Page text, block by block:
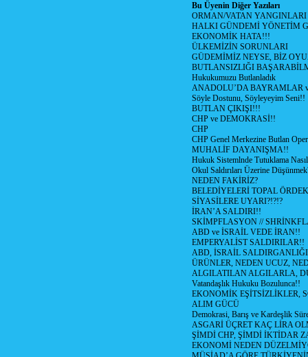
Bu Üyenin Diğer Yazıları
ORMAN/VATAN
HALKI GÜNDEMİ YÖNETİM
EKONOMİK HATA!!!
ÜLKEMİZİN SORUNLARI
GÜDEMİMİZ NEYSE, BİZ
BUTLANSIZLIĞI
Hukukumuzu Butlanladık
ANADOLU’DA BAYRAMLAR
Söyle Dostunu, Söyleyeyim Seni!!
BUTLAN ÇIKIŞI!!!
CHP ve DEMOKRASİ!!
CHP
CHP Genel Merkezine Butlan
MUHALİF DAYANIŞMA!!
Hukuk Sistemlnde Tutuklama
Okul Saldırıları Üzerine
NEDEN FAKİRİZ?
BELEDİYELERİ TOPAL
SİYASİLERE UYARI?!?!?
İRAN’A SALDIRI!!
SKİMPFLASYON //
ABD ve İSRAİL VEDE İRAN!!
EMPERYALİST SALDIRILAR!!
ABD, İSRAİL SALDIRGANLIĞI
ÜRÜNLER, NEDEN UCUZ,
ALGILATILAN ALGILARLA,
Vatandaşlık Hukuku Bozulunca!!
EKONOMİK EŞİTSİZLİKLER,
ALIM GÜCÜ
Demokrasi, Barış ve Kardeşlik
ASGARİ ÜÇRET KAÇ LİRA
ŞİMDİ CHP, ŞİMDİ İKTİDAR
EKONOMİ NEDEN